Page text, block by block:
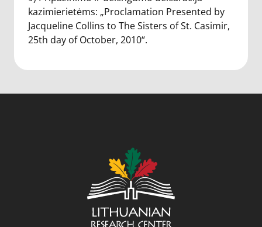
kazimierietėms: „Proclamation Presented by
Jacqueline Collins to The Sisters of St. Casimir,
25th day of October, 2010“.